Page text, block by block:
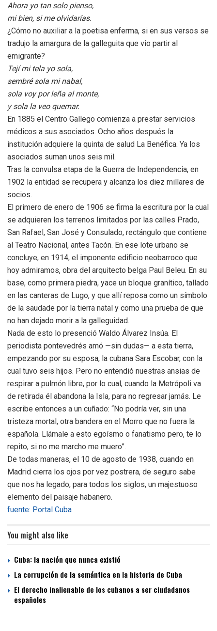
Ahora yo tan solo pienso,
mi bien, si me olvidarías.
¿Cómo no auxiliar a la poetisa enferma, si en sus versos se
tradujo la amargura de la galleguita que vio partir al
emigrante?
Tejí mi tela yo sola,
sembré sola mi nabal,
sola voy por leña al monte,
y sola la veo quemar.
En 1885 el Centro Gallego comienza a prestar servicios
médicos a sus asociados. Ocho años después la
institución adquiere la quinta de salud La Benéfica. Ya los
asociados suman unos seis mil.
Tras la convulsa etapa de la Guerra de Independencia, en
1902 la entidad se recupera y alcanza los diez millares de
socios.
El primero de enero de 1906 se firma la escritura por la cual
se adquieren los terrenos limitados por las calles Prado,
San Rafael, San José y Consulado, rectángulo que contiene
al Teatro Nacional, antes Tacón. En ese lote urbano se
concluye, en 1914, el imponente edificio neobarroco que
hoy admiramos, obra del arquitecto belga Paul Beleu. En su
base, como primera piedra, yace un bloque granítico, tallado
en las canteras de Lugo, y que allí reposa como un símbolo
de la saudade por la tierra natal y como una prueba de que
no han dejado morir a la galleguidad.
Nada de esto lo presenció Waldo Álvarez Insúa. El
periodista pontevedrés amó —sin dudas— a esta tierra,
empezando por su esposa, la cubana Sara Escobar, con la
cual tuvo seis hijos. Pero no entendió nuestras ansias de
respirar a pulmón libre, por lo cual, cuando la Metrópoli va
de retirada él abandona la Isla, para no regresar jamás. Le
escribe entonces a un cuñado: “No podría ver, sin una
tristeza mortal, otra bandera en el Morro que no fuera la
española. Llámale a esto egoísmo o fanatismo pero, te lo
repito, si no me marcho me muero”.
De todas maneras, el 10 de agosto de 1938, cuando en
Madrid cierra los ojos por vez postrera, de seguro sabe
que nos ha legado, para todos los siglos, un majestuoso
elemento del paisaje habanero.
fuente: Portal Cuba
You might also like
Cuba: la nación que nunca existió
La corrupción de la semántica en la historia de Cuba
El derecho inalienable de los cubanos a ser ciudadanos
españoles